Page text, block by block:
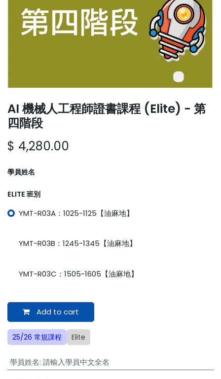
AI 機械人工程師證書課程 (Elite) - 第
四階段
$ 4,280.00
學員姓名
ELITE 班別
YMT-R03A：1025-1125【油麻地】
YMT-R03B：1245-1345【油麻地】
YMT-R03C：1505-1605【油麻地】
Add to cart
25/26 常規課程 Elite
學員姓名: 請輸入學員中文全名